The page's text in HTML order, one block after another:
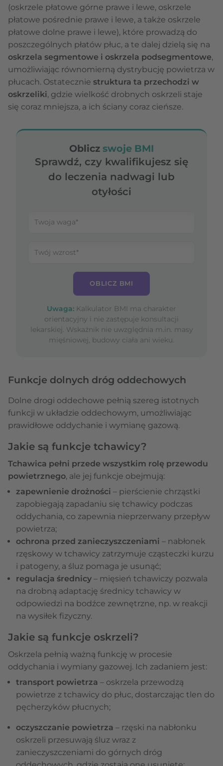
(oskrzele płatowe górne prawe i lewe, oskrzele
płatowe pośrednie prawe i lewe, a także oskrzele
płatowe dolne prawe i lewe), które prowadzą do
poszczególnych płatów płuc, a te dalej dzielą się na
oskrzela segmentowe i oskrzela podsegmentowe,
umożliwiając równomierną dystrybucję powietrza w
płucach. Ostatecznie struktura ta przechodzi w
oskrzeliki, gdzie wielkość drobnych oskrzeli staje
się coraz mniejsza, a ich ściany coraz cieńsze.
Oblicz swoje BMI
Sprawdź, czy kwalifikujesz się
do leczenia nadwagi lub
otyłości
OBLICZ BMI
Uwaga: Kalkulator BMI ma charakter
orientacyjny i nie zastępuje konsultacji
lekarskiej. Wskaźnik nie uwzględnia m.in. masy
mięśniowej, budowy ciała ani wieku.
Funkcje dolnych dróg oddechowych
Dolne drogi oddechowe pełnią szereg istotnych
funkcji w układzie oddechowym, umożliwiając
prawidłowe oddychanie i wymianę gazową.
Jakie są funkcje tchawicy?
Tchawica pełni przede wszystkim rolę przewodu
powietrznego, ale jej funkcje obejmują:
zapewnienie drożności – pierścienie chrząstki
zapobiegają zapadaniu się tchawicy podczas
oddychania, co zapewnia nieprzerwany przepływ
powietrza;
ochrona przed zanieczyszczeniami – nabłonek
rzęskowy w tchawicy zatrzymuje cząsteczki kurzu
i patogeny, a śluz pomaga je usunąć;
regulacja średnicy – mięsień tchawiczy pozwala
na drobną adaptację średnicy tchawicy w
odpowiedzi na bodźce zewnętrzne, np. w reakcji
na wysiłek fizyczny.
Jakie są funkcje oskrzeli?
Oskrzela pełnią ważną funkcję w procesie
oddychania i wymiany gazowej. Ich zadaniem jest:
transport powietrza – oskrzela przewodzą
powietrze z tchawicy do płuc, dostarczając tlen do
pęcherzyków płucnych;
oczyszczanie powietrza – rzęski na nabłonku
oskrzeli przesuwają śluz wraz z
zanieczyszczeniami do górnych dróg